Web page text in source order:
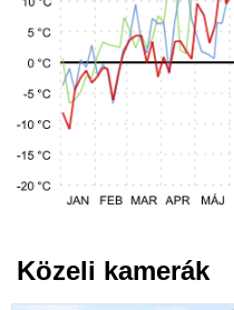
Közeli kamerák